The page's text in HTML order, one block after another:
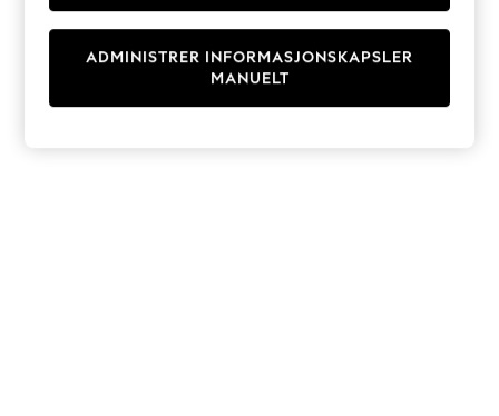
Sets & Outfits
T-Shirts
ADMINISTRER INFORMASJONSKAPSLER
MANUELT